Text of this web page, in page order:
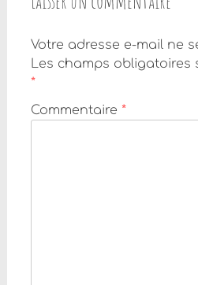
Votre adresse e-mail ne
Les champs obligatoires
*
Commentaire *